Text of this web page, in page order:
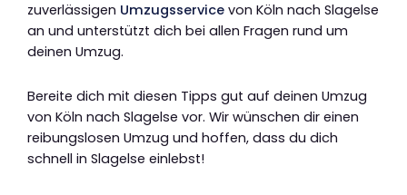
zuverlässigen Umzugsservice von Köln nach Slagelse
an und unterstützt dich bei allen Fragen rund um
deinen Umzug.
Bereite dich mit diesen Tipps gut auf deinen Umzug
von Köln nach Slagelse vor. Wir wünschen dir einen
reibungslosen Umzug und hoffen, dass du dich
schnell in Slagelse einlebst!